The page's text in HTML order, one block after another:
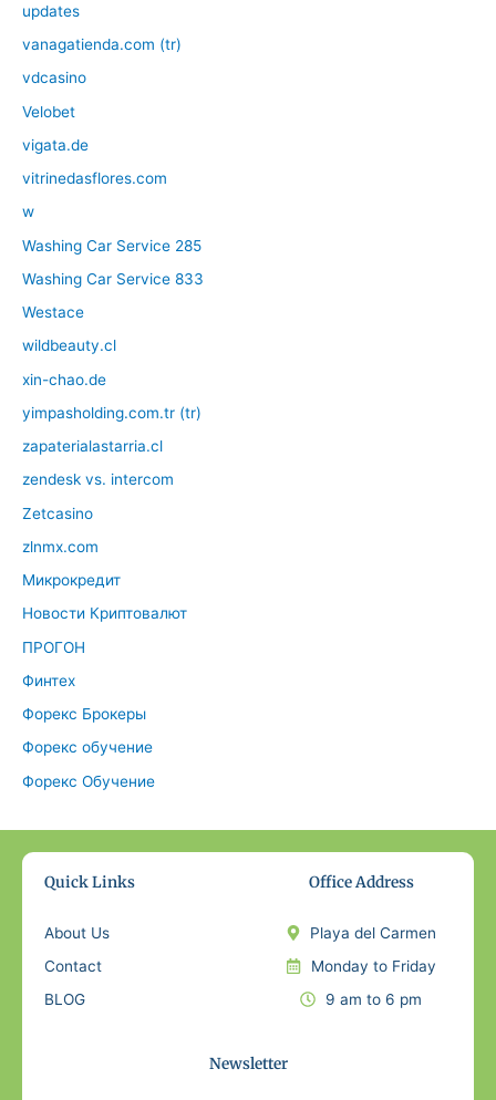
updates
vanagatienda.com (tr)
vdcasino
Velobet
vigata.de
vitrinedasflores.com
w
Washing Car Service 285
Washing Car Service 833
Westace
wildbeauty.cl
xin-chao.de
yimpasholding.com.tr (tr)
zapaterialastarria.cl
zendesk vs. intercom
Zetcasino
zlnmx.com
Микрокредит
Новости Криптовалют
ПРОГОН
Финтех
Форекс Брокеры
Форекс обучение
Форекс Обучение
Quick Links
About Us
Contact
BLOG
Office Address
Playa del Carmen
Monday to Friday
9 am to 6 pm
Newsletter